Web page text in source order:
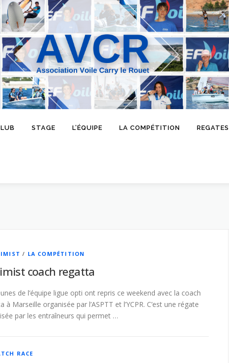
STAGE L’ÉQUIPE LA COMPÉTITION REGATES
/ LA COMPÉTITION
coach regatta
de l’équipe ligue opti ont repris ce weekend avec la coach
à Marseille organisée par l’ASPTT et l’YCPR. C’est une régate
par les entraîneurs qui permet …
RACE